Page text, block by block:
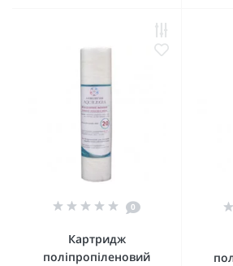
0
Картридж
поліпропіленовий